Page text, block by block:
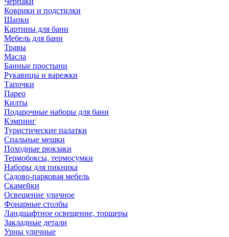
Коврики и подстилки
Шапки
Картины для бани
Мебель для бани
Травы
Масла
Банные простыни
Рукавицы и варежки
Тапочки
Парео
Килты
Подарочные наборы для бани
Кэмпинг
Туристические палатки
Спальные мешки
Походные рюкзаки
Термобоксы, термосумки
Наборы для пикника
Садово-парковая мебель
Скамейки
Освещение уличное
Фонарные столбы
Ландшафтное освещение, торшеры
Закладные детали
Урны уличные